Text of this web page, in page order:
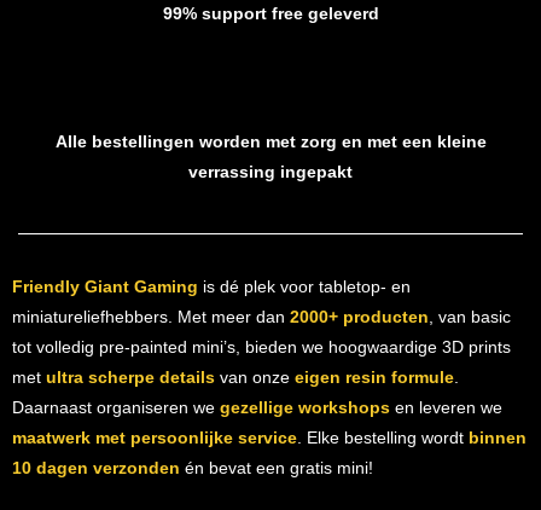
99% support free geleverd
Alle bestellingen worden met zorg en met een kleine
verrassing ingepakt
Friendly Giant Gaming is dé plek voor tabletop- en
miniatureliefhebbers. Met meer dan 2000+ producten, van basic
tot volledig pre-painted mini’s, bieden we hoogwaardige 3D prints
met ultra scherpe detailsvan onze eigen resin formule.
Daarnaast organiseren we gezellige workshopsen leveren we
maatwerk met persoonlijke service. Elke bestelling wordt binnen
10 dagen verzonden én bevat een gratis mini!